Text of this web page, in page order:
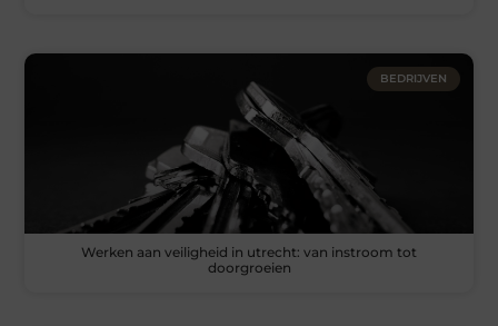
BEDRIJVEN
Werken aan veiligheid in utrecht: van instroom tot
doorgroeien